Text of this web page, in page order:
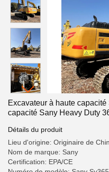
Excavateur à haute
capacité Sany Heavy Duty
Détails du produit
Lieu d'origine: Originaire de
Nom de marque: Sany
Certification: EPA/CE